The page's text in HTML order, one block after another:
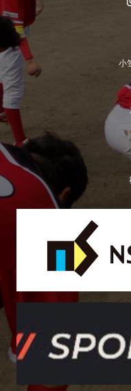
小